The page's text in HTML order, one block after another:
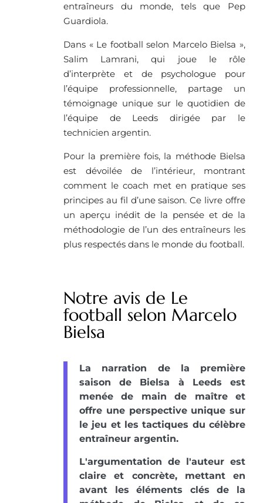
entraîneurs du monde, tels que Pep
Guardiola.
Dans « Le football selon Marcelo Bielsa »,
Salim Lamrani, qui joue le rôle
d’interprète et de psychologue pour
l’équipe professionnelle, partage un
témoignage unique sur le quotidien de
l’équipe de Leeds dirigée par le
technicien argentin.
Pour la première fois, la méthode Bielsa
est dévoilée de l’intérieur, montrant
comment le coach met en pratique ses
principes au fil d’une saison. Ce livre offre
un aperçu inédit de la pensée et de la
méthodologie de l’un des entraîneurs les
plus respectés dans le monde du football.
Notre avis de Le
football selon Marcelo
Bielsa
La narration de la première
saison de Bielsa à Leeds est
menée de main de maître et
offre une perspective unique sur
le jeu et les tactiques du célèbre
entraîneur argentin.
L'argumentation de l'auteur est
claire et concrète, mettant en
avant les éléments clés de la